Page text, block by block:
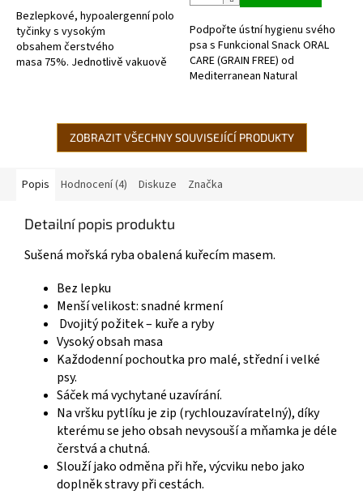
hvězdiček.
Bezlepkové, hypoalergenní poloměkké
tyčinky s vysokým
obsahem čerstvého
masa 75%. Jednotlivě vakuově
Podpořte ústní hygienu svého
psa s Funkcional Snack ORAL
CARE (GRAIN FREE) od
Mediterranean Natural
ryb v...
ZOBRAZIT VŠECHNY SOUVISEJÍCÍ PRODUKTY
Popis Hodnocení (4) Diskuze Značka
Detailní popis produktu
Sušená mořská ryba obalená kuřecím masem.
Bez lepku
Menší velikost: snadné krmení
Dvojitý požitek – kuře a ryby
Vysoký obsah masa
Každodenní pochoutka pro malé, střední i velké
psy.
Sáček má vychytané uzavírání.
Na vršku pytlíku je zip (rychlouzavíratelný), díky
kterému se jeho obsah nevysouší a mňamka je déle
čerstvá a chutná.
Slouží jako odměna při hře, výcviku nebo jako
doplněk stravy při cestách.